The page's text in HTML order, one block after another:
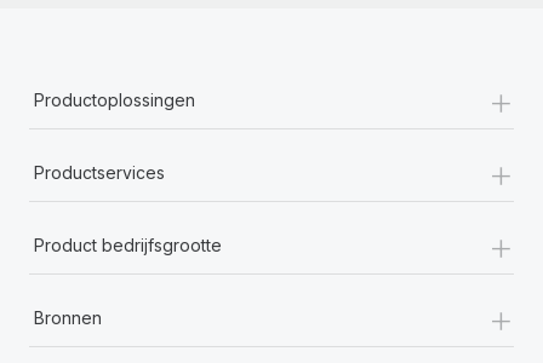
Productoplossingen +
Productservices +
Product bedrijfsgrootte +
Bronnen +